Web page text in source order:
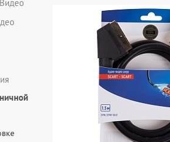
Нет в наличии
Черный
Тип соединения 1
Гнездо (мама)
Штекер